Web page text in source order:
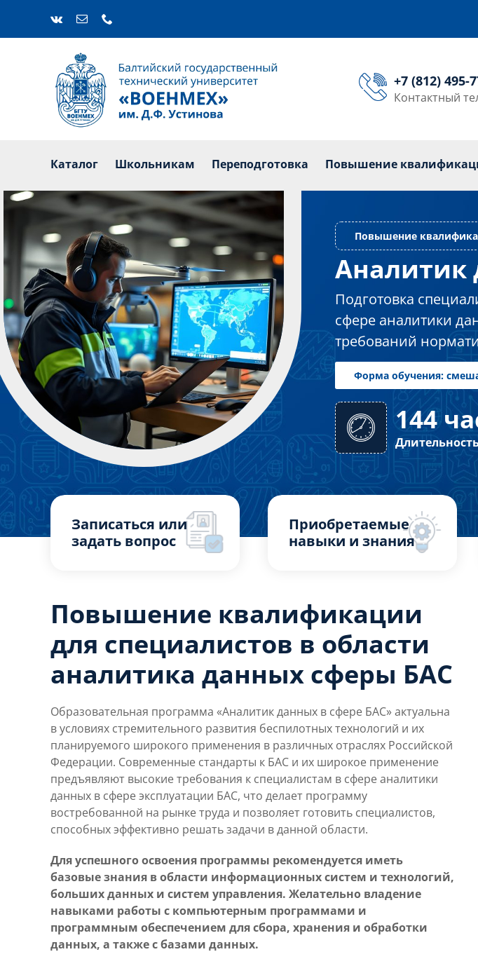
content
+7 (812) 495-
Контактный
Каталог Школьникам Переподготовка Повышение
Школьникам
Повышение
Аналитик
Подготовка
сфере аналитики
требований
Форма
144
Записаться или
задать вопрос
Приобретаемые
навыки и знания
Повышение квалификации
для специалистов в области
аналитика данных сферы БАС
Образовательная программа «Аналитик данных в сфере БАС» актуальна
в условиях стремительного развития беспилотных технологий и их
планируемого широкого применения в различных отраслях Российской
Федерации. Современные стандарты к БАС и их широкое применение
предъявляют высокие требования к специалистам в сфере аналитики
данных в сфере эксплуатации БАС, что делает программу
востребованной на рынке труда и позволяет готовить специалистов,
способных эффективно решать задачи в данной области.
Для успешного освоения программы рекомендуется иметь
базовые знания в области информационных систем и технологий,
больших данных и систем управления. Желательно владение
навыками работы с компьютерным программами и
программным обеспечением для сбора, хранения и обработки
данных, а также с базами данных.